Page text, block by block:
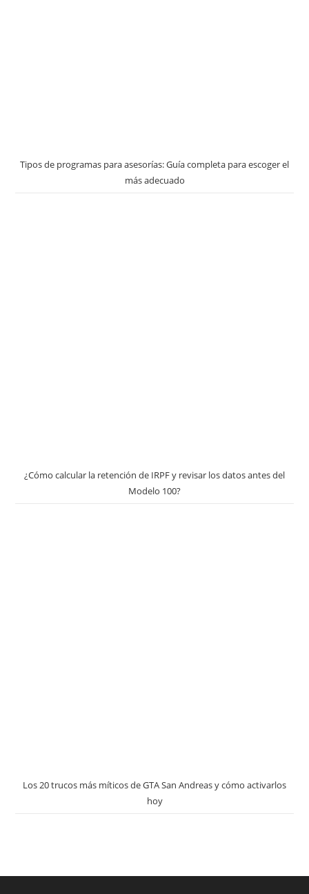
Tipos de programas para asesorías: Guía completa para escoger el
más adecuado
¿Cómo calcular la retención de IRPF y revisar los datos antes del
Modelo 100?
Los 20 trucos más míticos de GTA San Andreas y cómo activarlos
hoy